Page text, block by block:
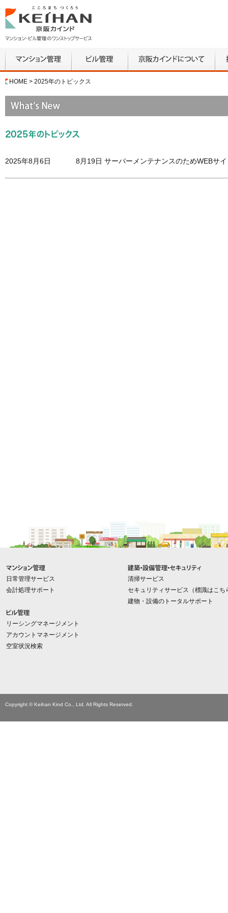
マンション管
理
ビル管理
HOME > 2025年のトピックス
2025年8月6日 8月19日 サーバーメンテナンスのためWEBサ
日常管理サービス
会計処理サポート
リーシングマネージメント
アカウントマネージメント
空室状況検索
清掃サービス
セキュリティサービス （標識はこち
建物・設備のトータルサポート
Copyright © Keihan Kind Co., Ltd. All Rights Reserved.